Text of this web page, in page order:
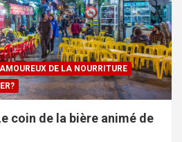
DE LA NOURRITURE
coin de la bière animé de